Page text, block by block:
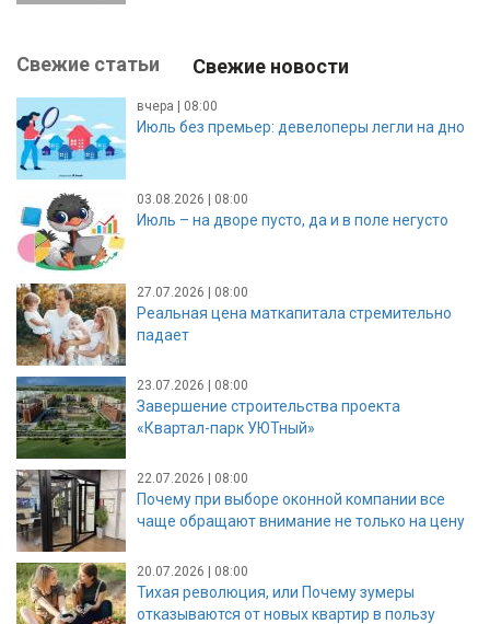
Свежие статьи Свежие новости
вчера | 08:00
Июль без премьер: девелоперы легли на дно
03.08.2026 | 08:00
Июль – на дворе пусто, да и в поле негусто
27.07.2026 | 08:00
Реальная цена маткапитала стремительно
падает
23.07.2026 | 08:00
Завершение строительства проекта
«Квартал-парк УЮТный»
22.07.2026 | 08:00
Почему при выборе оконной компании все
чаще обращают внимание не только на цену
20.07.2026 | 08:00
Тихая революция, или Почему зумеры
отказываются от новых квартир в пользу